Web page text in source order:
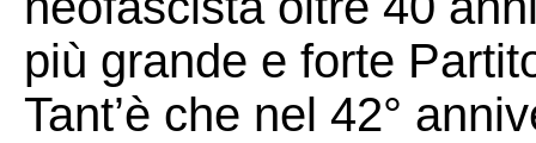
più grande e forte
Tant’è che nel 42°